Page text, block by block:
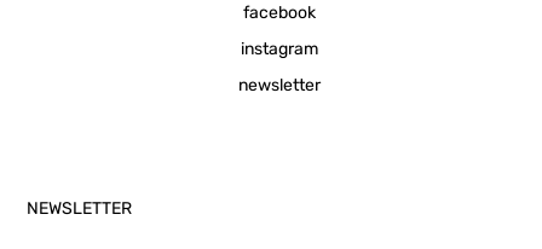
facebook
instagram
newsletter
NEWSLETTER